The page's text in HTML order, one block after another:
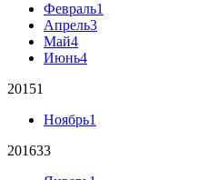
Февраль1
Апрель3
Май4
Июнь4
20151
Ноябрь1
201633